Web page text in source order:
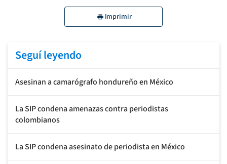
Imprimir
Seguí leyendo
Asesinan a camarógrafo hondureño en México
La SIP condena amenazas contra periodistas
colombianos
La SIP condena asesinato de periodista en México